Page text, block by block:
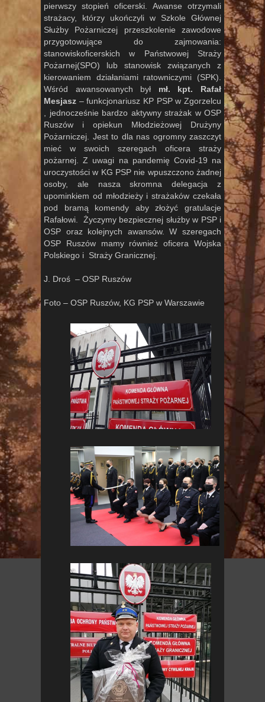
pierwszy stopień oficerski. Awanse otrzymali
strażacy, którzy ukończyli w Szkole Głównej
Służby Pożarniczej przeszkolenie zawodowe
przygotowujące do zajmowania:
stanowiskoficerskich w Państwowej Straży
Pożarnej(SPO) lub stanowisk związanych z
kierowaniem działaniami ratowniczymi (SPK).
Wśród awansowanych był mł. kpt. Rafał
Mesjasz – funkcjonariusz KP PSP w Zgorzelcu
, jednocześnie bardzo aktywny strażak w OSP
Ruszów i opiekun Młodzieżowej Drużyny
Pożarniczej. Jest to dla nas ogromny zaszczyt
mieć w swoich szeregach oficera straży
pożarnej. Z uwagi na pandemię Covid-19 na
uroczystości w KG PSP nie wpuszczono żadnej
osoby, ale nasza skromna delegacja z
upominkiem od młodzieży i strażaków czekała
pod bramą komendy aby złożyć gratulacje
Rafałowi. Życzymy bezpiecznej służby w PSP i
OSP oraz kolejnych awansów. W szeregach
OSP Ruszów mamy również oficera Wojska
Polskiego i Straży Granicznej.
J. Droś – OSP Ruszów
Foto – OSP Ruszów, KG PSP w Warszawie